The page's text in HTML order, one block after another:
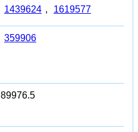
1439624 , 1619577
359906
89976.5